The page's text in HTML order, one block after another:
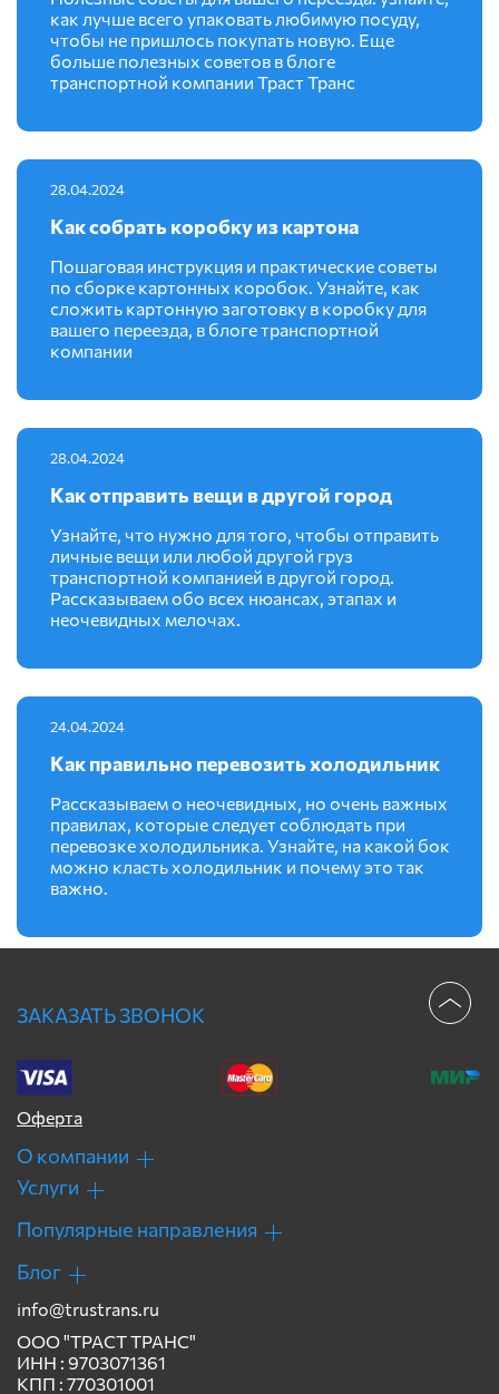
как лучше всего упаковать любимую посуду,
чтобы не пришлось покупать новую. Еще
больше полезных советов в блоге
транспортной компании Траст Транс
28.04.2024
Как собрать коробку из картона
Пошаговая инструкция и практические советы
по сборке картонных коробок. Узнайте, как
сложить картонную заготовку в коробку для
вашего переезда, в блоге транспортной
компании
28.04.2024
Как отправить вещи в другой город
Узнайте, что нужно для того, чтобы отправить
личные вещи или любой другой груз
транспортной компанией в другой город.
Рассказываем обо всех нюансах, этапах и
неочевидных мелочах.
24.04.2024
Как правильно перевозить холодильник
Рассказываем о неочевидных, но очень важных
правилах, которые следует соблюдать при
перевозке холодильника. Узнайте, на какой бок
можно класть холодильник и почему это так
важно.
ЗАКАЗАТЬ ЗВОНОК
Оферта
О компании
Услуги
Популярные направления
Блог
info@trustrans.ru
ООО "ТРАСТ ТРАНС"
ИНН : 9703071361
КПП : 770301001